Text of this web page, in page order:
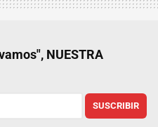
NUESTRA
SUSCRIBIR